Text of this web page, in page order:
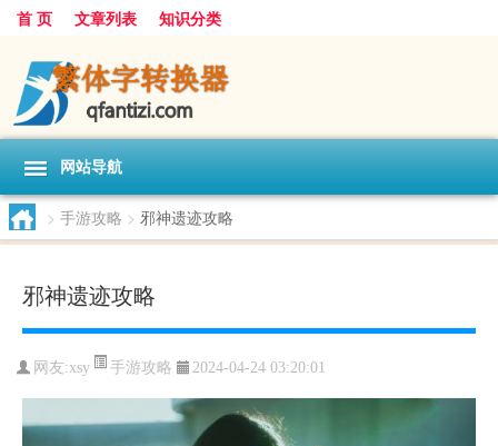
首 页 文章列表 知识分类
网站导航
> 手游攻略 > 邪神遗迹攻略
邪神遗迹攻略
网友:xsy 手游攻略 2024-04-24 03:20:01